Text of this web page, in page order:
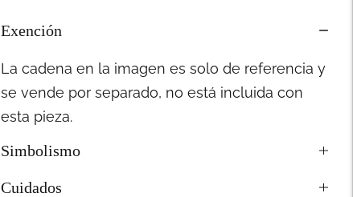
Exención
La cadena en la imagen es solo de referencia y
se vende por separado, no está incluida con
esta pieza.
Simbolismo
Cuidados